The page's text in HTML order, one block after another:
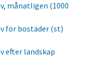
månatligen (1000
för bostäder (st)
efter landskap